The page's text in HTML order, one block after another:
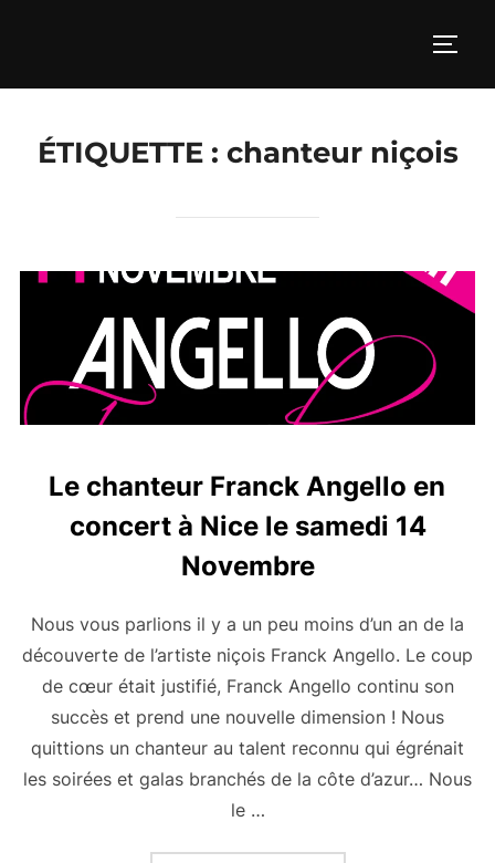
ÉTIQUETTE : chanteur niçois
Le chanteur Franck Angello en
concert à Nice le samedi 14
Novembre
Nous vous parlions il y a un peu moins d’un an de la
découverte de l’artiste niçois Franck Angello. Le coup
de cœur était justifié, Franck Angello continu son
succès et prend une nouvelle dimension ! Nous
quittions un chanteur au talent reconnu qui égrénait
les soirées et galas branchés de la côte d’azur… Nous
le …